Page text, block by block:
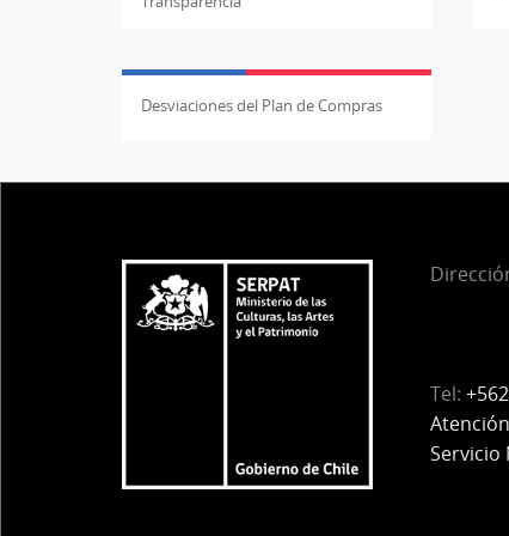
Desviaciones del Plan de Compras
Tel:
Servicio